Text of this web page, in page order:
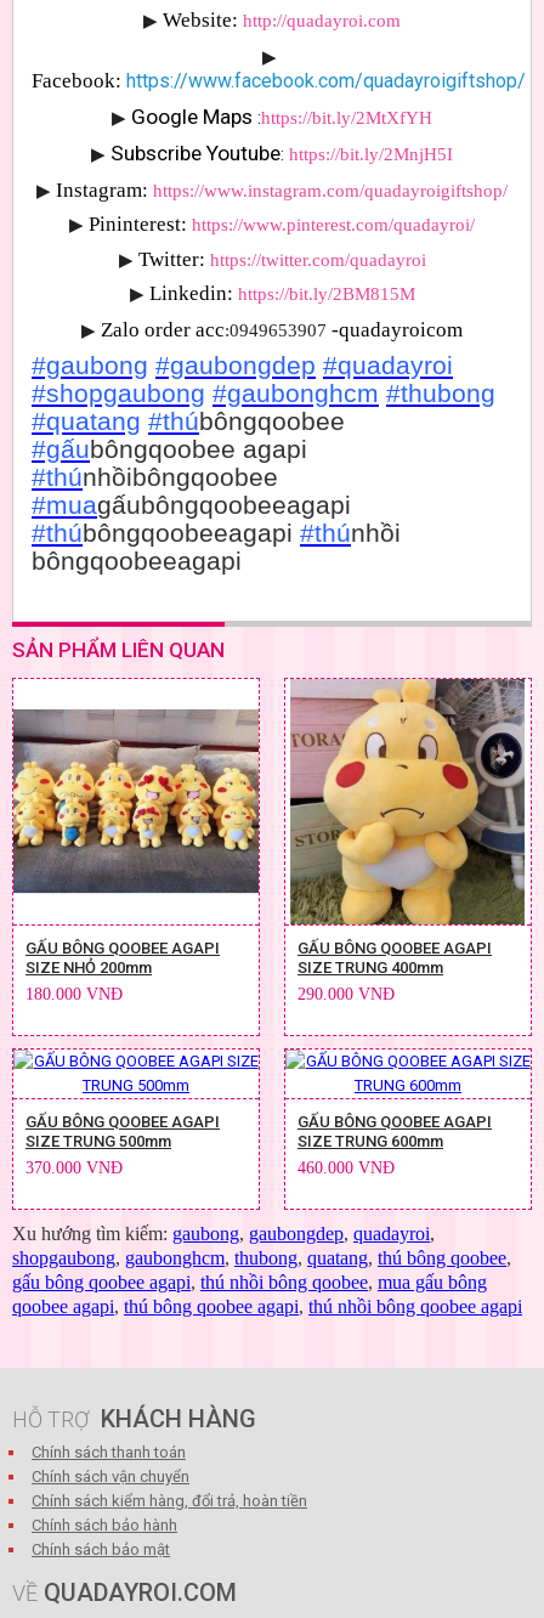
▶ Website: http://quadayroi.com
▶
Facebook: https://www.facebook.com/quadayroigiftshop/
▶ Google Maps :https://bit.ly/2MtXfYH
▶ Subscribe Youtube: https://bit.ly/2MnjH5I
▶ Instagram: https://www.instagram.com/quadayroigiftshop/
▶ Pininterest: https://www.pinterest.com/quadayroi/
▶ Twitter: https://twitter.com/quadayroi
▶ Linkedin: https://bit.ly/2BM815M
▶ Zalo order acc:0949653907 -quadayroicom
#gaubong #gaubongdep #quadayroi
#shopgaubong #gaubonghcm #thubong
#quatang #thúbôngqoobee
#gấubôngqoobee agapi
#thúnhồibôngqoobee
#muagấubôngqoobeeagapi
#thúbôngqoobeeagapi #thúnhồi
bôngqoobeeagapi
SẢN PHẨM LIÊN QUAN
GẤU BÔNG QOOBEE AGAPI
SIZE NHỎ 200mm
180.000 VNĐ
GẤU BÔNG QOOBEE AGAPI
SIZE TRUNG 400mm
290.000 VNĐ
GẤU BÔNG QOOBEE AGAPI
SIZE TRUNG 500mm
370.000 VNĐ
GẤU BÔNG QOOBEE AGAPI
SIZE TRUNG 600mm
460.000 VNĐ
Xu hướng tìm kiếm: gaubong, gaubongdep, quadayroi,
shopgaubong, gaubonghcm, thubong, quatang, thú bông qoobee,
gấu bông qoobee agapi, thú nhồi bông qoobee, mua gấu bông
qoobee agapi, thú bông qoobee agapi, thú nhồi bông qoobee agapi
HỖ TRỢ KHÁCH HÀNG
Chính sách thanh toán
Chính sách vận chuyển
Chính sách kiểm hàng, đổi trả, hoàn tiền
Chính sách bảo hành
Chính sách bảo mật
VỀ QUADAYROI.COM